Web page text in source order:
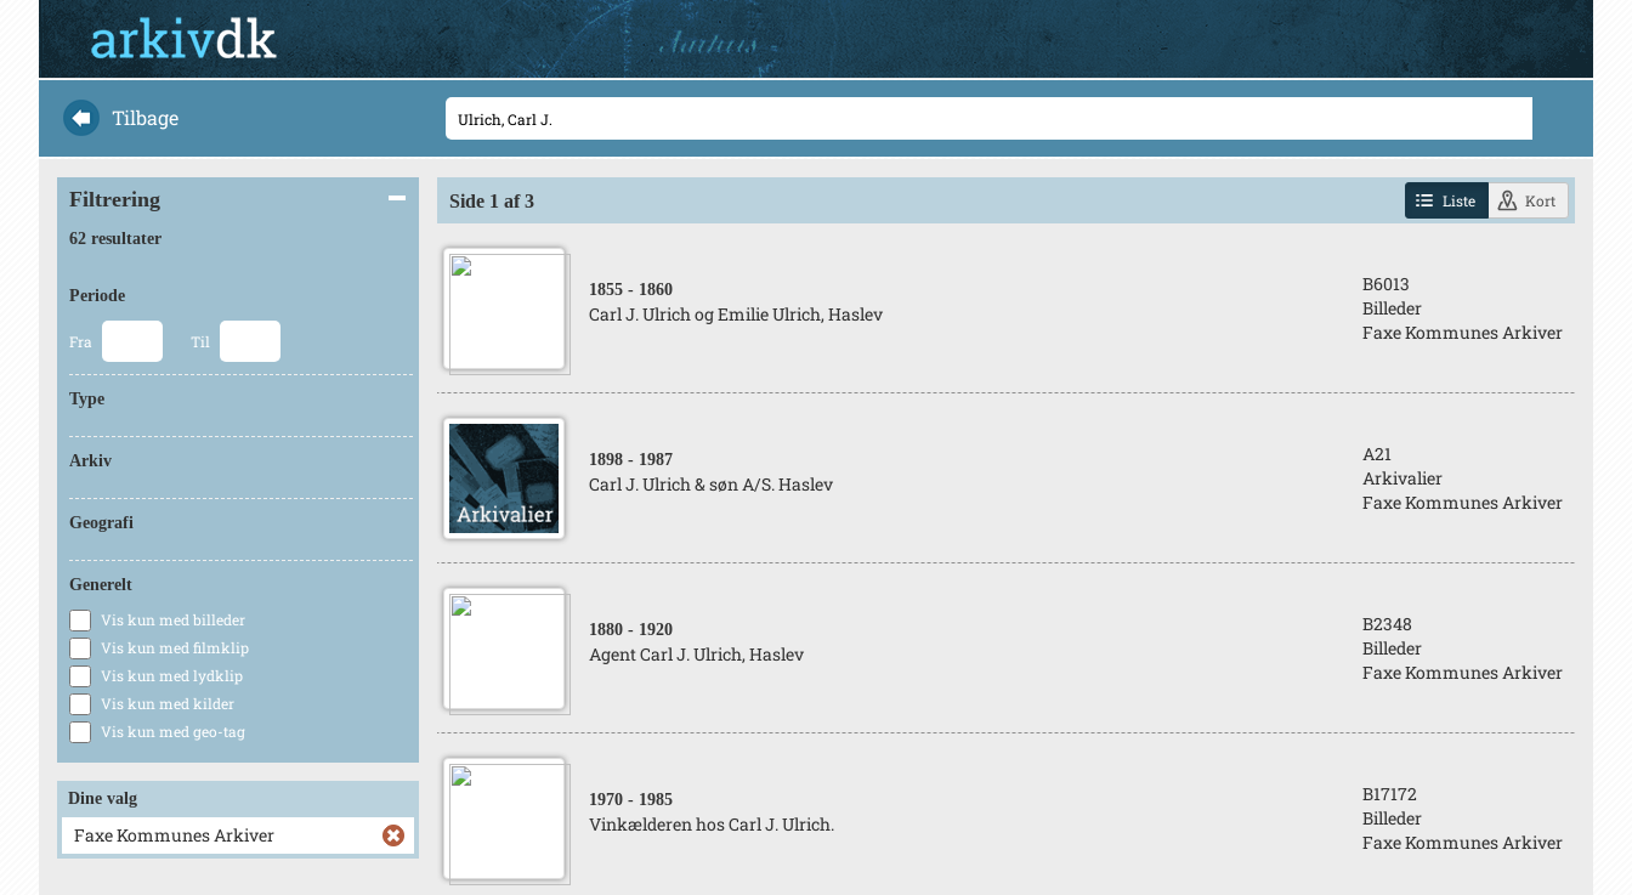
Tilbage
Filtrering
62 resultater
Periode
Fra Til
Type
Arkiv
Geografi
Generelt
Vis kun med billeder
Vis kun med filmklip
Vis kun med lydklip
Vis kun med kilder
Vis kun med geo-tag
Dine valg
Faxe Kommunes Arkiver
Side 1 af 3 Liste Kort
1855 - 1860
Carl J. Ulrich og Emilie Ulrich, Haslev
B6013
Billeder
Faxe Kommunes Arkiver
1898 - 1987
Carl J. Ulrich & søn A/S. Haslev
A21
Arkivalier
Faxe Kommunes Arkiver
1880 - 1920
Agent Carl J. Ulrich, Haslev
B2348
Billeder
Faxe Kommunes Arkiver
1970 - 1985
Vinkælderen hos Carl J. Ulrich.
B17172
Billeder
Faxe Kommunes Arkiver